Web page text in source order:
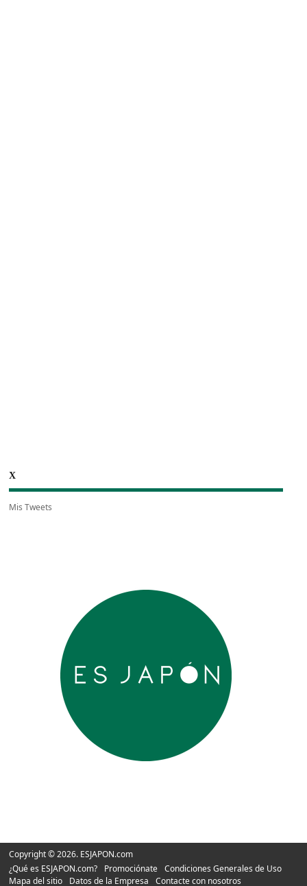
X
Mis Tweets
Copyright © 2026. ESJAPON.com
¿Qué es ESJAPON.com?
Promociónate
Condiciones Generales de Uso
Mapa del sitio
Datos de la Empresa Contacte con nosotros